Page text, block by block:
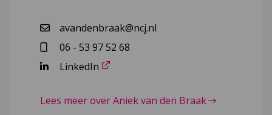
avandenbraak@ncj.nl
06 - 53 97 52 68
LinkedIn
Lees meer over Aniek van den Braak